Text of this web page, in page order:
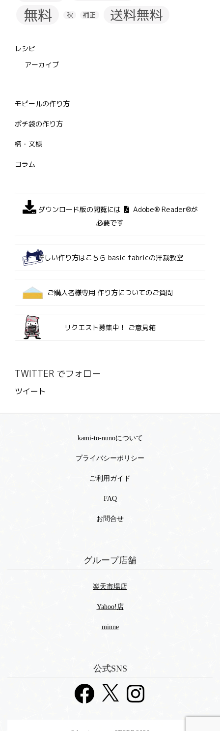
無料 秋 補正 送料無料
レシピ
アーカイブ
モビールの作り方
ポチ袋の作り方
柄・文様
コラム
ダウンロード版の閲覧には
Adobe® Reader®が
必要です
詳しい作り方はこちら basic fabricの洋裁教室
ご購入者様専用 作り方についてのご質問
リクエスト募集中！ ご意見箱
TWITTER でフォロー
ツイート
kami-to-nunoについて
プライバシーポリシー
ご利用ガイド
FAQ
お問合せ
グループ店舗
楽天市場店
Yahoo!店
minne
公式SNS
Facebook Instagram